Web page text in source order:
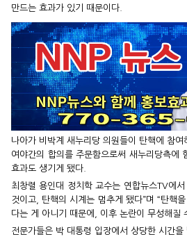
만드는 효과가 있기 때문이다.
나아가 비박계 새누리당 의원들이 탄핵에 참
여야간의 합의를 주문함으로써 새누리당측에
효과도 생기게 됐다.
최창렬 용인대 정치학 교수는 연합뉴스TV에
것이고, 탄핵의 시계는 멈추게 됐다”며 “탄핵
다는 게 아니기 때문에, 이후 논란이 무성해질
전문가들은 박 대통령 입장에서 상당한 시간을